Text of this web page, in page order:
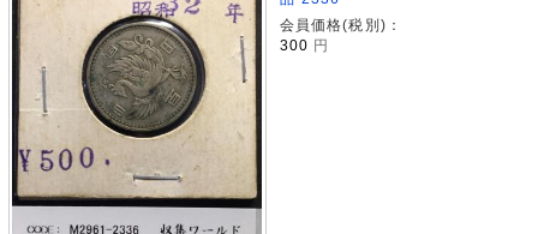
会員価格(税別)：
300 円